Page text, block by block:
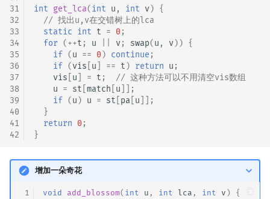
31
32
33
34
35
36
37
38
39
40
41
42
int get_lca(int u , int v) {
// 找出u,v在交错树上的lca
static int t = 0;
for (++t ; u v; swap(u , v)) {
if (u == 0) continue ;
if (vis u == t) return u ;
vis u = t ;
// 这种方法可以不用清空vis数组
u = st match u ]];
if (u) u = st pa u ]];
}
return 0;
}
增加一朵奇花
1
void add_blossom( int u , int lca , int v )
{